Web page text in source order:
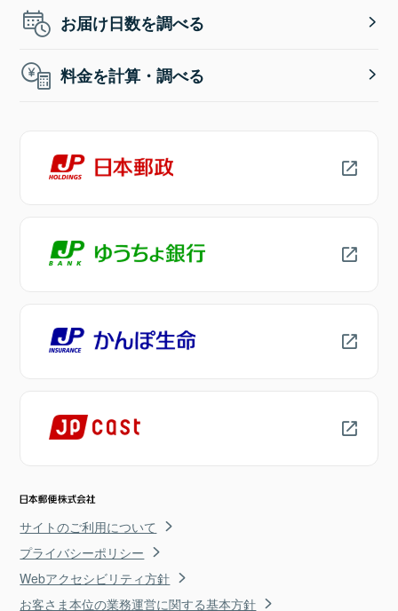
お届け日数を調べる
料金を計算・調べる
サイトのご利用について
プライバシーポリシー
Webアクセシビリティ方針
お客さま本位の業務運営に関する基本方針